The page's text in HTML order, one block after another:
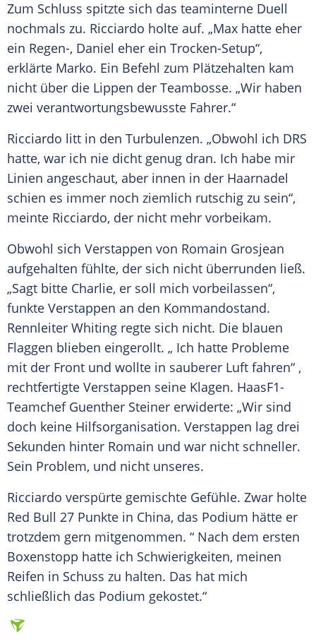
Zum Schluss spitzte sich das teaminterne Duell
nochmals zu. Ricciardo holte auf. „Max hatte eher
ein Regen-, Daniel eher ein Trocken-Setup“,
erklärte Marko. Ein Befehl zum Plätzehalten kam
nicht über die Lippen der Teambosse. „Wir haben
zwei verantwortungsbewusste Fahrer.“
Ricciardo litt in den Turbulenzen. „Obwohl ich DRS
hatte, war ich nie dicht genug dran. Ich habe mir
Linien angeschaut, aber innen in der Haarnadel
schien es immer noch ziemlich rutschig zu sein“,
meinte Ricciardo, der nicht mehr vorbeikam.
Obwohl sich Verstappen von Romain Grosjean
aufgehalten fühlte, der sich nicht überrunden ließ.
„Sagt bitte Charlie, er soll mich vorbeilassen“,
funkte Verstappen an den Kommandostand.
Rennleiter Whiting regte sich nicht. Die blauen
Flaggen blieben eingerollt. „ Ich hatte Probleme
mit der Front und wollte in sauberer Luft fahren“ ,
rechtfertigte Verstappen seine Klagen. HaasF1-
Teamchef Guenther Steiner erwiderte: „Wir sind
doch keine Hilfsorganisation. Verstappen lag drei
Sekunden hinter Romain und war nicht schneller.
Sein Problem, und nicht unseres.
Ricciardo verspürte gemischte Gefühle. Zwar holte
Red Bull 27 Punkte in China, das Podium hätte er
trotzdem gern mitgenommen. “ Nach dem ersten
Boxenstopp hatte ich Schwierigkeiten, meinen
Reifen in Schuss zu halten. Das hat mich
schließlich das Podium gekostet.“